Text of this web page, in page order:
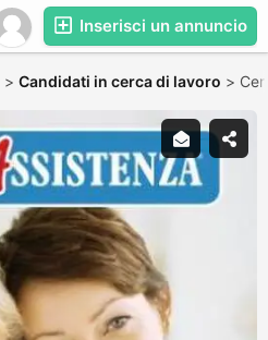
Inserisci un annuncio
> Candidati in cerca di lavoro >